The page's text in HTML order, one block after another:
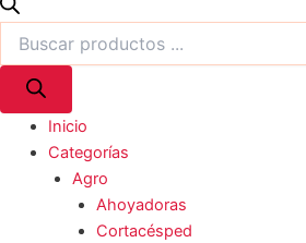
Inicio
Categorías
Agro
Ahoyadoras
Cortacésped